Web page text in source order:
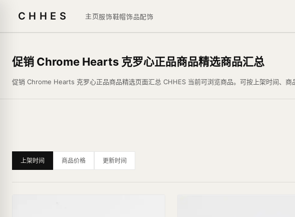
CHHES 主页服饰鞋帽饰品配饰
促销 Chrome Hearts 克罗心正品商品精选商品汇总
促销 Chrome Hearts 克罗心正品商品精选页面汇总 CHHES 当前可浏览商品。可按上架时间、
上架时间 商品价格 更新时间